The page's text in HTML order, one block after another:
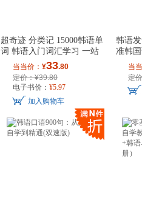
超奇迹 分类记 15000韩语单
词 韩语入门词汇学习 一站
式搞定
当当价： ¥33.80
定价：¥39.80
电子书价： ¥5.97
加入购物车
韩语
准韩
当
定